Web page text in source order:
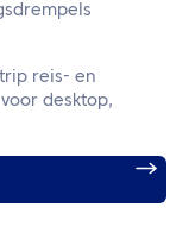
reis- en
desktop,